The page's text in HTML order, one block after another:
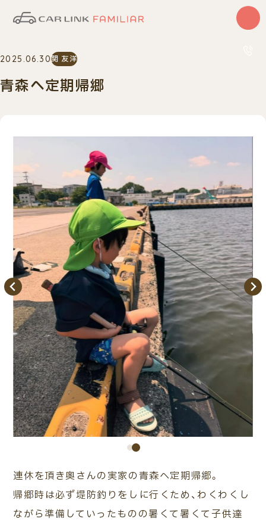
はじめての方
カーリース
買取査定
納車実績
店舗・スタッフ紹介
ご相談・
来店予約
査定予約 車検・整備 車種検索
2025.06.30関 友洋
青森へ定期帰郷
連休を頂き奥さんの実家の青森へ定期帰郷。
帰郷時は必ず堤防釣りをしに行くため、わくわくし
ながら準備していったものの暑くて暑くて子供達